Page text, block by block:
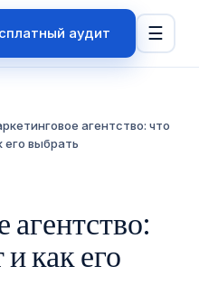
аудит ☰
агентство: что
его выбрать
агентство:
как его